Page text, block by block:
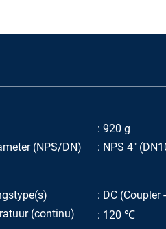
920 g
(NPS/DN)
NPS 4"
DC (Coupler
(continu)
120 ℃